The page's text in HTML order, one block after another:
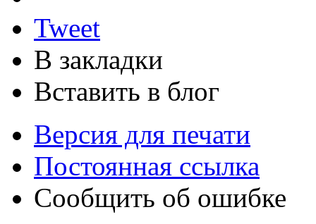
Tweet
В закладки
Вставить в блог
Версия для печати
Постоянная ссылка
Сообщить об ошибке